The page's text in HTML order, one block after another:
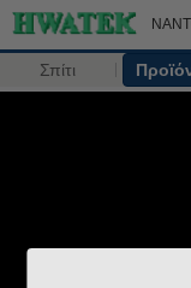
Σπίτι